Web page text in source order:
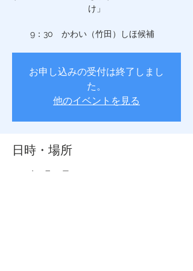
け」
9：30 かわい（竹田）しほ候補
お申し込みの受付は終了しまし
た。
他のイベントを見る
日時・場所
2019年4月20日 9:40 – 20:00